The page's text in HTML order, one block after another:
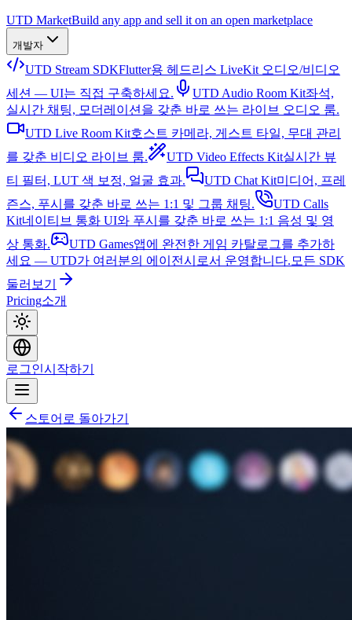
UTD MarketBuild any app and sell it on an open marketplace
개발자
UTD Stream SDKFlutter용 헤드리스 LiveKit 오디오/비디오
세션 — UI는 직접 구축하세요.
UTD Audio Room Kit좌석,
실시간 채팅, 모더레이션을 갖춘 바로 쓰는 라이브 오디오 룸.
UTD Live Room Kit호스트 카메라, 게스트 타일, 무대 관리
를 갖춘 비디오 라이브 룸.
UTD Video Effects Kit실시간 뷰
티 필터, LUT 색 보정, 얼굴 효과.
UTD Chat Kit미디어, 프레
즌스, 푸시를 갖춘 바로 쓰는 1:1 및 그룹 채팅.
UTD Calls
Kit네이티브 통화 UI와 푸시를 갖춘 바로 쓰는 1:1 음성 및 영
상 통화.
UTD Games앱에 완전한 게임 카탈로그를 추가하
세요 — UTD가 여러분의 에이전시로서 운영합니다. 모든 SDK
둘러보기
Pricing소개
로그인시작하기
스토어로 돌아가기